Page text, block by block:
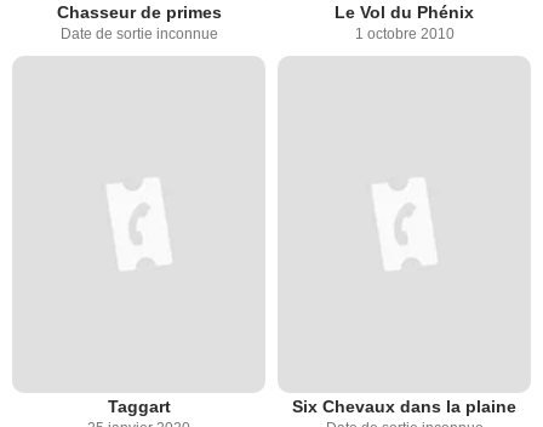
Chasseur de primes
Date de sortie inconnue
Le Vol du Phénix
1 octobre 2010
Taggart Six Chevaux dans la plaine